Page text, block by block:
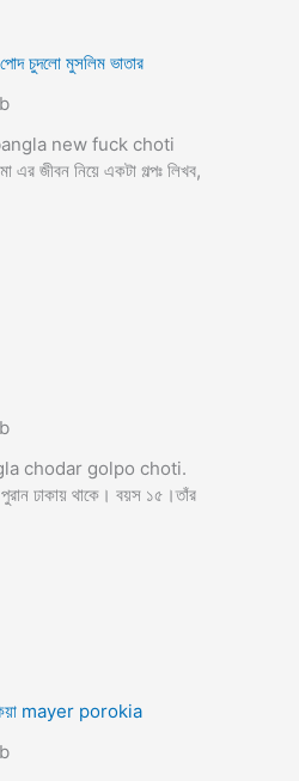
পোদ চুদলো মুসলিম ভাতার
bangla new fuck choti
এর জীবন নিয়ে একটা গল্পঃ লিখব,
chodar golpo choti.
পুরান ঢাকায় থাকে। বয়স ১৫।তাঁর
mayer porokia